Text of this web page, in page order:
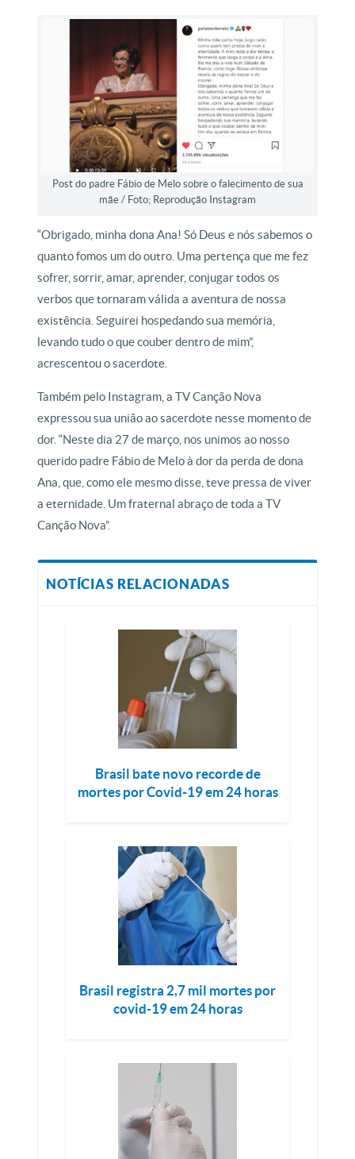
Post do padre Fábio de Melo sobre o falecimento de sua
mãe / Foto; Reprodução Instagram
“Obrigado, minha dona Ana! Só Deus e nós sabemos o
quanto fomos um do outro. Uma pertença que me fez
sofrer, sorrir, amar, aprender, conjugar todos os
verbos que tornaram válida a aventura de nossa
existência. Seguirei hospedando sua memória,
levando tudo o que couber dentro de mim”,
acrescentou o sacerdote.
Também pelo Instagram, a TV Canção Nova
expressou sua união ao sacerdote nesse momento de
dor. “Neste dia 27 de março, nos unimos ao nosso
querido padre Fábio de Melo à dor da perda de dona
Ana, que, como ele mesmo disse, teve pressa de viver
a eternidade. Um fraternal abraço de toda a TV
Canção Nova”.
NOTÍCIAS RELACIONADAS
Brasil bate novo recorde de
mortes por Covid-19 em 24 horas
Brasil registra 2,7 mil mortes por
covid-19 em 24 horas